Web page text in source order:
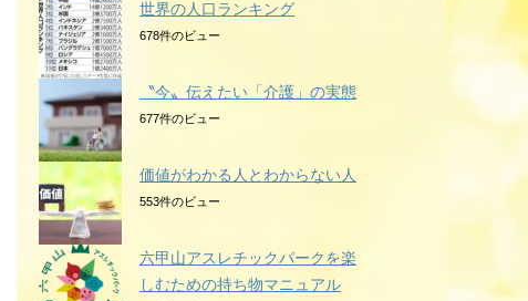
世界の人口ランキング
678件のビュー
〝今〟伝えたい「介護」の実態
677件のビュー
価値がわかる人とわからない人
553件のビュー
六甲山アスレチックパークを楽
しむための持ち物マニュアル